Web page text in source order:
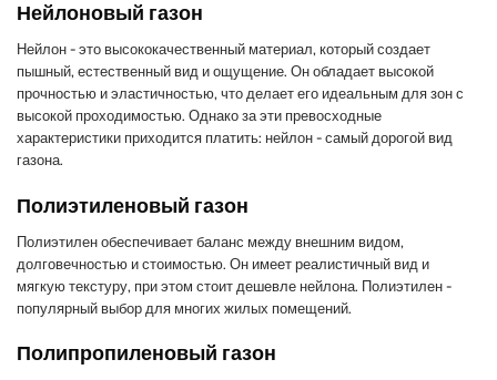
Нейлоновый газон
Нейлон - это высококачественный материал, который создает
пышный, естественный вид и ощущение. Он обладает высокой
прочностью и эластичностью, что делает его идеальным для зон с
высокой проходимостью. Однако за эти превосходные
характеристики приходится платить: нейлон - самый дорогой вид
газона.
Полиэтиленовый газон
Полиэтилен обеспечивает баланс между внешним видом,
долговечностью и стоимостью. Он имеет реалистичный вид и
мягкую текстуру, при этом стоит дешевле нейлона. Полиэтилен -
популярный выбор для многих жилых помещений.
Полипропиленовый газон